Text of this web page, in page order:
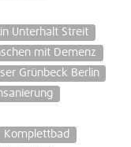
Unterhalt Streit
mit Demenz
Grünbeck Berlin
Komplettbad